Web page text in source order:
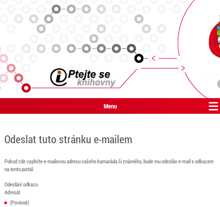
Menu
Odeslat tuto stránku e-mailem
Pokud zde vyplníte e-mailovou adresu vašeho kamaráda či známého, bude mu odeslán e-mail s odkazem
na tento portál.
Odeslání odkazu
Adresát
(Povinné)